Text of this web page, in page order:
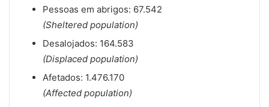
Pessoas em abrigos: 67.542
(Sheltered population)
Desalojados: 164.583
(Displaced population)
Afetados: 1.476.170
(Affected population)